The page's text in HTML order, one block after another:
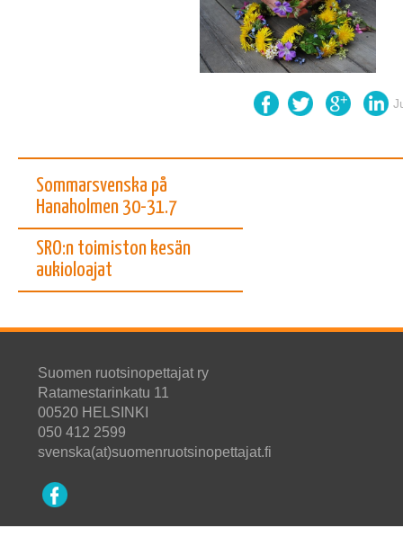
Sommarsvenska på
Hanaholmen 30-31.7
SRO:n toimiston kesän
aukioloajat
Suomen ruotsinopettajat ry
Ratamestarinkatu 11
00520 HELSINKI
050 412 2599
svenska(at)suomenruotsinopettajat.fi